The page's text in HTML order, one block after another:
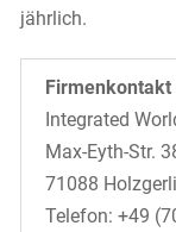
jährlich.
Firmenkontakt
Integrated
Max-Eyth-Str.
71088
Telefon: +49